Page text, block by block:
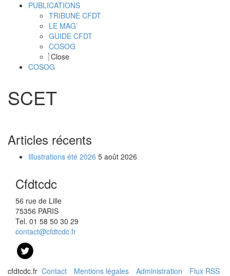
PUBLICATIONS
TRIBUNE CFDT
LE MAG’
GUIDE CFDT
COSOG
Close
COSOG
SCET
Articles récents
Illustrations été 2026 5 août 2026
Cfdtcdc
56 rue de Lille
75356 PARIS
Tel. 01 58 50 30 29
contact@cfdtcdc.fr
cfdtcdc.fr Contact Mentions légales Administration Flux RSS